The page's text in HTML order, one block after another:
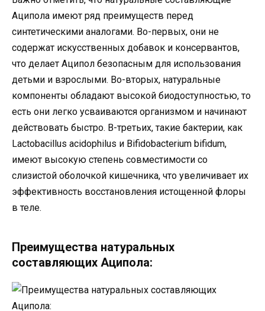
Аципола имеют ряд преимуществ перед
синтетическими аналогами. Во-первых, они не
содержат искусственных добавок и консервантов,
что делает Аципол безопасным для использования
детьми и взрослыми. Во-вторых, натуральные
компоненты обладают высокой биодоступностью, то
есть они легко усваиваются организмом и начинают
действовать быстро. В-третьих, такие бактерии, как
Lactobacillus acidophilus и Bifidobacterium bifidum,
имеют высокую степень совместимости со
слизистой оболочкой кишечника, что увеличивает их
эффективность восстановления истощенной флоры
в теле.
Преимущества натуральных
составляющих Аципола: